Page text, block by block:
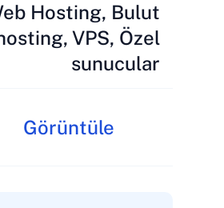
Hosting, Bulut
VPS, Özel
sunucular
Görüntüle